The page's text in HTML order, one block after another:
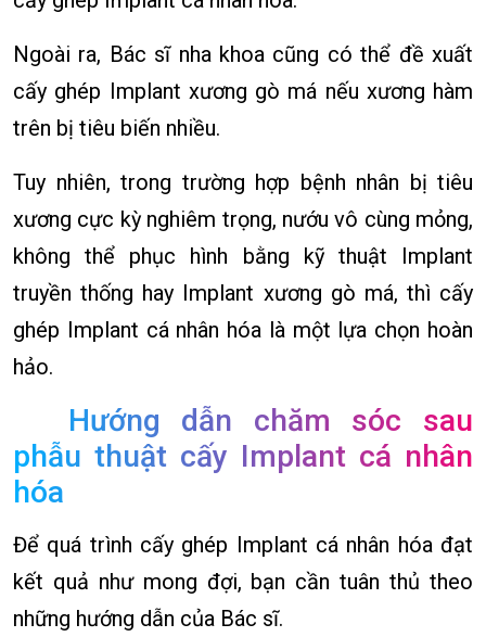
Ngoài ra, Bác sĩ nha khoa cũng có thể đề xuất
cấy ghép Implant xương gò má nếu xương hàm
trên bị tiêu biến nhiều.
Tuy nhiên, trong trường hợp bệnh nhân bị tiêu
xương cực kỳ nghiêm trọng, nướu vô cùng mỏng,
không thể phục hình bằng kỹ thuật Implant
truyền thống hay Implant xương gò má, thì cấy
ghép Implant cá nhân hóa là một lựa chọn hoàn
hảo.
Hướng dẫn chăm sóc sau
phẫu thuật cấy Implant cá nhân
hóa
Để quá trình cấy ghép Implant cá nhân hóa đạt
kết quả như mong đợi, bạn cần tuân thủ theo
những hướng dẫn của Bác sĩ.